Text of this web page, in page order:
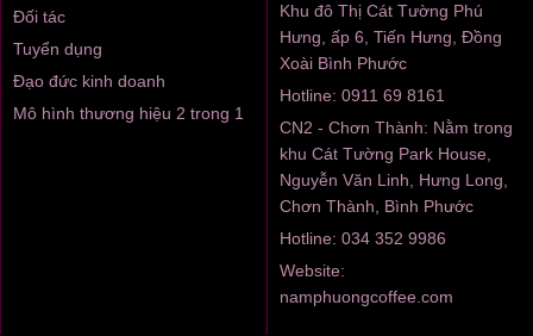
Đối tác
Tuyển dụng
Đạo đức kinh doanh
Mô hình thương hiệu 2 trong 1
Khu đô Thị Cát Tường Phú
Hưng, ấp 6, Tiến Hưng, Đồng
Xoài Bình Phước
Hotline: 0911 69 8161
CN2 - Chơn Thành: Nằm trong
khu Cát Tường Park House,
Nguyễn Văn Linh, Hưng Long,
Chơn Thành, Bình Phước
Hotline: 034 352 9986
Website:
namphuongcoffee.com